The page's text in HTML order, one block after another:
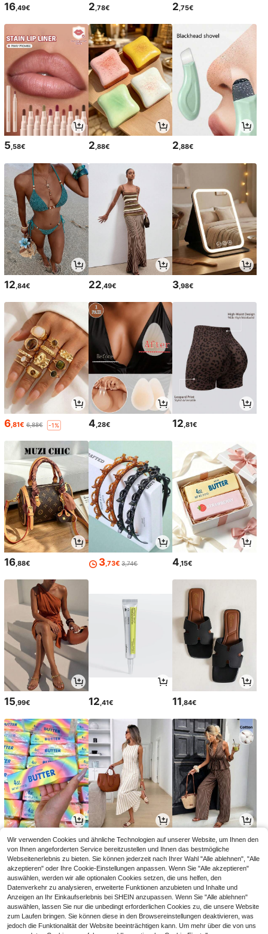
16,49€ 2,78€ 2,75€
5,58€ 2,88€ 2,88€
12 ,84€ 22 ,49€ 3 ,98€
6,81€ 6,88€ -1% 4,28€ 12,81€
16,88€ 3,73€ 3,74€ 4,15€
15 ,99€ 12 ,41€ 11 ,84€
4,28€ 18,49€ 16,99€
Wir verwenden Cookies und ähnliche Technologien auf unserer Website, um Ihnen den
von Ihnen angeforderten Service bereitzustellen und Ihnen das bestmögliche
Webseitenerlebnis zu bieten. Sie können jederzeit nach Ihrer Wahl "Alle ablehnen", "Alle
akzeptieren" oder Ihre Cookie-Einstellungen anpassen. Wenn Sie "Alle akzeptieren"
auswählen, werden wir alle optionalen Cookies setzen, die uns helfen, den
Datenverkehr zu analysieren, erweiterte Funktionen anzubieten und Inhalte und
Anzeigen an Ihr Einkaufserlebnis bei SHEIN anzupassen. Wenn Sie "Alle ablehnen"
auswählen, lassen Sie nur die unbedingt erforderlichen Cookies zu, die unsere Website
zum Laufen bringen. Sie können diese in den Browsereinstellungen deaktivieren, was
jedoch die Funktionalität der Website beeinträchtigen kann. Um mehr über die von uns